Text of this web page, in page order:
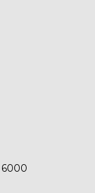
6000